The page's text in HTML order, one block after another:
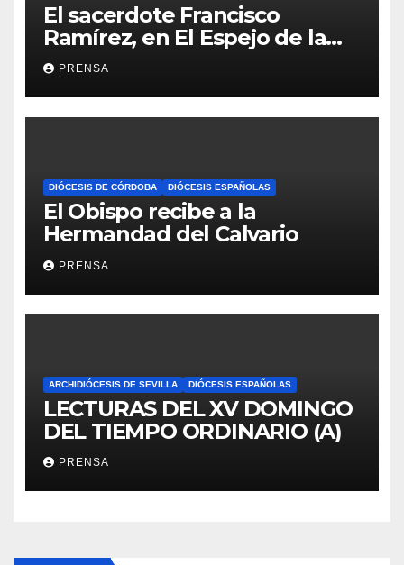
El sacerdote Francisco
Ramírez, en El Espejo de la
Iglesia
PRENSA
DIÓCESIS DE CÓRDOBA DIÓCESIS ESPAÑOLAS
El Obispo recibe a la
Hermandad del Calvario
PRENSA
ARCHIDIÓCESIS DE SEVILLA DIÓCESIS ESPAÑOLAS
LECTURAS DEL XV DOMINGO
DEL TIEMPO ORDINARIO (A)
PRENSA